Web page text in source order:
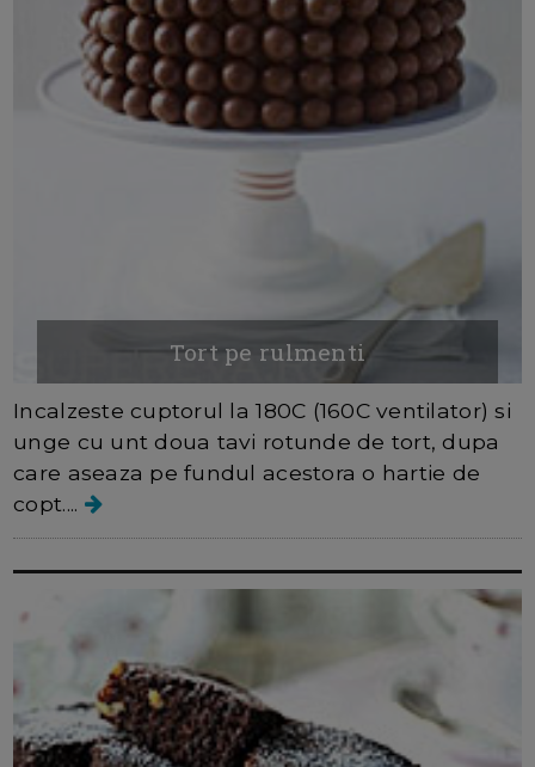
Tort pe rulmenti
Incalzeste cuptorul la 180C (160C ventilator) si
unge cu unt doua tavi rotunde de tort, dupa
care aseaza pe fundul acestora o hartie de
copt....